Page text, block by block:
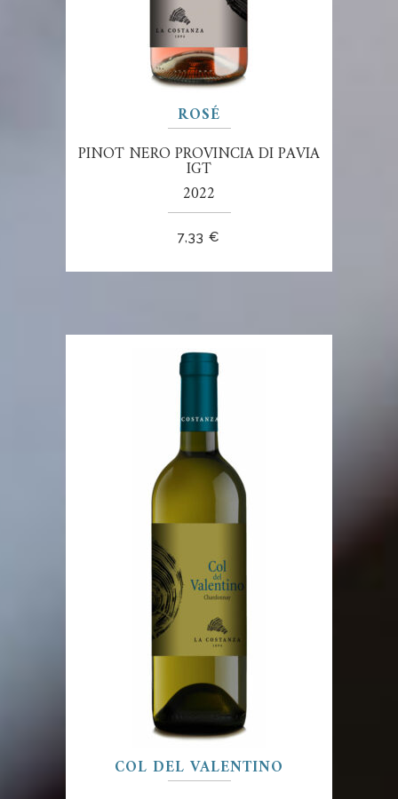
ROSÉ
PINOT NERO PROVINCIA DI PAVIA
IGT
2022
7,33 €
COL DEL VALENTINO